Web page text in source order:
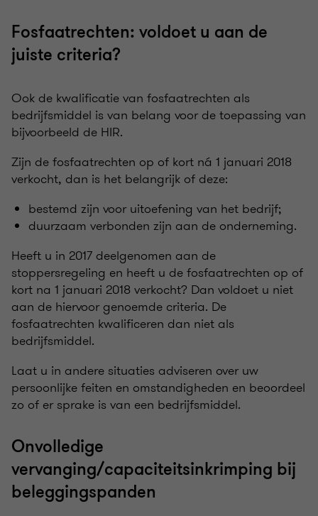
Fosfaatrechten: voldoet u aan de
juiste criteria?
Ook de kwalificatie van fosfaatrechten als
bedrijfsmiddel is van belang voor de toepassing van
bijvoorbeeld de HIR.
Zijn de fosfaatrechten op of kort ná 1 januari 2018
verkocht, dan is het belangrijk of deze:
bestemd zijn voor uitoefening van het bedrijf;
duurzaam verbonden zijn aan de onderneming.
Heeft u in 2017 deelgenomen aan de
stoppersregeling en heeft u de fosfaatrechten op of
kort na 1 januari 2018 verkocht? Dan voldoet u niet
aan de hiervoor genoemde criteria. De
fosfaatrechten kwalificeren dan niet als
bedrijfsmiddel.
Laat u in andere situaties adviseren over uw
persoonlijke feiten en omstandigheden en beoordeel
zo of er sprake is van een bedrijfsmiddel.
Onvolledige
vervanging/capaciteitsinkrimping bij
beleggingspanden